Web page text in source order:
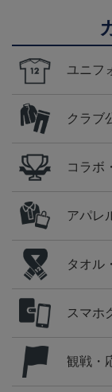
ユニフ
クラブ
コラボ
アパレ
タオル
スマホ
観戦・